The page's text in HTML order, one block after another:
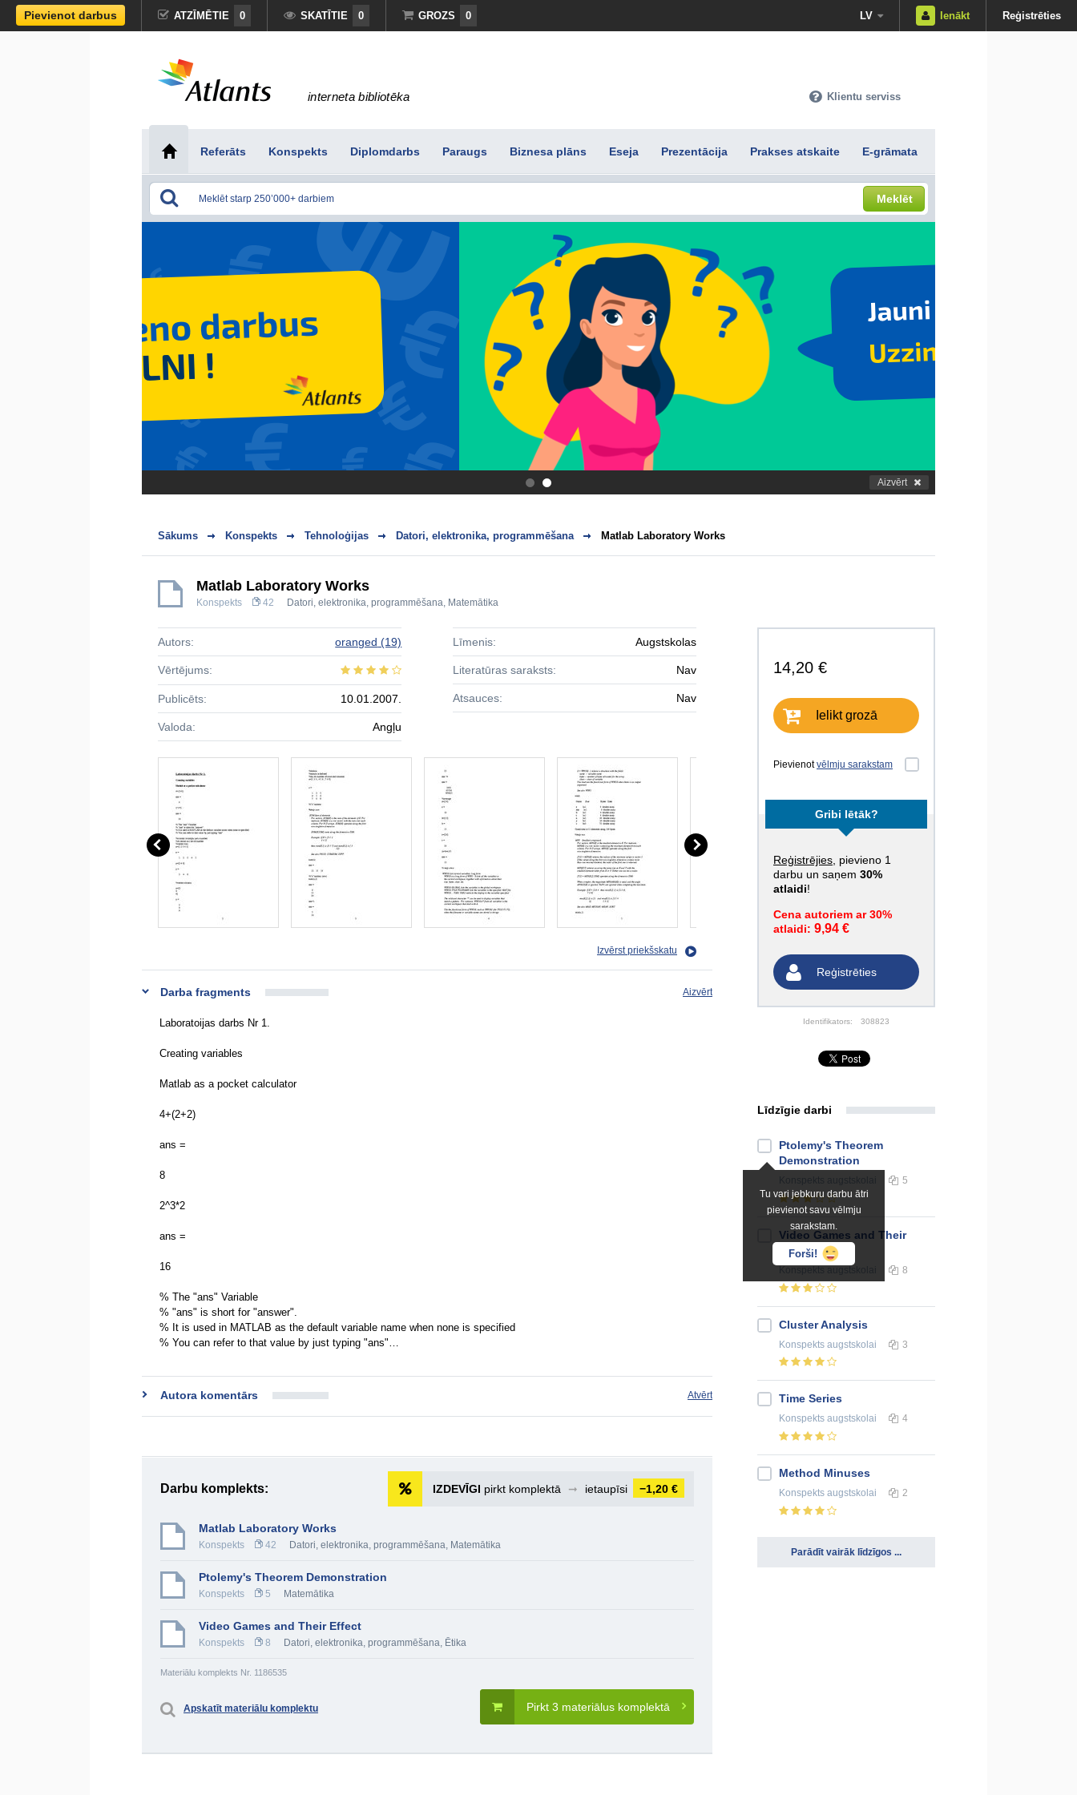
Pievienot darbus ATZĪMĒTIE 0 SKATĪTIE 0 GROZS 0 LV Ienākt Reģistrēties
interneta bibliotēka Klientu serviss
Referāts Konspekts Diplomdarbs Paraugs Biznesa plāns Eseja Prezentācija Prakses atskaite E-grāmata
Meklēt
. Aizvērt
Sākums Konspekts Tehnoloģijas Datori, elektronika, programmēšana Matlab Laboratory Works
Matlab Laboratory Works
Konspekts 42 Datori, elektronika, programmēšana, Matemātika
14,20 €
Ielikt grozā
Pievienotvēlmju sarakstam
Gribi lētāk?
Reģistrējies , pievieno 1
darbu un saņem 30%
atlaidi!
Cena autoriem ar 30%
atlaidi: 9,94 €
Reģistrēties
Identifikators: 308823
Autors: oranged (19)
Vērtējums:
Publicēts: 10.01.2007.
Valoda: Angļu
Līmenis: Augstskolas
Literatūras saraksts: Nav
Atsauces: Nav
Izvērst priekšskatu
Darba fragments Aizvērt
Laboratoijas darbs Nr 1.
Creating variables
Matlab as a pocket calculator
4+(2+2)
ans =
8
2^3*2
ans =
16
% The "ans" Variable
% "ans" is short for "answer".
% It is used in MATLAB as the default variable name when none is specified
% You can refer to that value by just typing "ans"…
Autora komentārs Atvērt
Darbu komplekts: IZDEVĪGI pirkt komplektā ➞ ietaupīsi −1,20 €
Matlab Laboratory Works
Konspekts 42 Datori, elektronika, programmēšana, Matemātika
Ptolemy's Theorem Demonstration
Konspekts 5 Matemātika
Video Games and Their Effect
Konspekts 8 Datori, elektronika, programmēšana, Ētika
Materiālu komplekts Nr. 1186535
Pirkt 3 materiālus komplektā
Apskatīt materiālu komplektu
Līdzīgie darbi
Tu vari jebkuru darbu ātri
pievienot savu vēlmju
sarakstam.
Forši!
Ptolemy's Theorem
Demonstration
5
Video Games and Their
Effect
8
Cluster Analysis
Konspekts augstskolai 3
Time Series
Konspekts augstskolai 4
Method Minuses
Konspekts augstskolai 2
Parādīt vairāk līdzīgos ...